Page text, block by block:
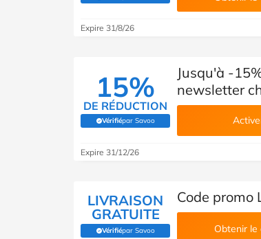
Expire 31/8/26
15%
DE RÉDUCTION
Vérifiépar Savoo
(Vérifié par Savoo)
Jusqu'à -
newsletter
Expire 31/12/26
LIVRAISON
GRATUITE
Vérifiépar Savoo
(Vérifié par Savoo)
Code promo
Obtenir le